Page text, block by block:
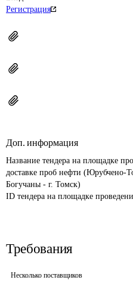
Регистрация
Доп. информация
Название тендера на площадке
доставке проб нефти (Юрубчено-
Богучаны - г. Томск)
ID тендера на площадке
Требования
Несколько поставщиков